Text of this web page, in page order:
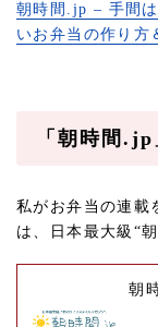
朝時間.jp – 手間
いお弁当の作り
「朝時間
私がお弁当の連載
は、日本最大級“
朝